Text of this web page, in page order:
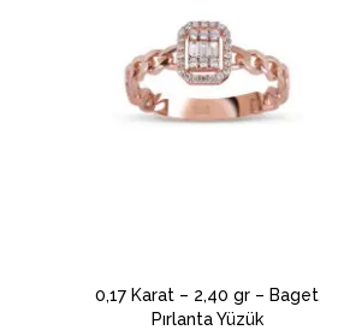
0,17 Karat – 2,40 gr – Baget
Pırlanta Yüzük